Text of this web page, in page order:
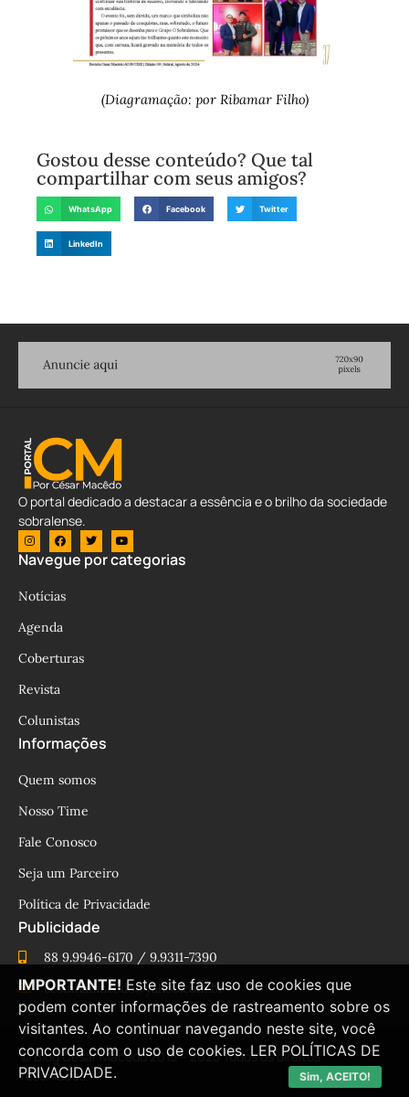
(Diagramação: por Ribamar Filho)
Gostou desse conteúdo? Que tal
compartilhar com seus amigos?
WhatsApp Facebook Twitter
LinkedIn
O portal dedicado a destacar a essência e o brilho da sociedade
sobralense.
Navegue por categorias
Notícias
Agenda
Coberturas
Revista
Colunistas
Informações
Quem somos
Nosso Time
Fale Conosco
Seja um Parceiro
Política de Privacidade
Publicidade
88 9.9946-6170 / 9.9311-7390
cesinhamacedo@yahoo.com.br
© Blog César Macêdo 2015 – 2025 Todos os direitos
reservados.
IMPORTANTE! Este site faz uso de cookies que
podem conter informações de rastreamento sobre os
visitantes. Ao continuar navegando neste site, você
concorda com o uso de cookies. LER POLÍTICAS DE
PRIVACIDADE.
Sim, ACEITO!